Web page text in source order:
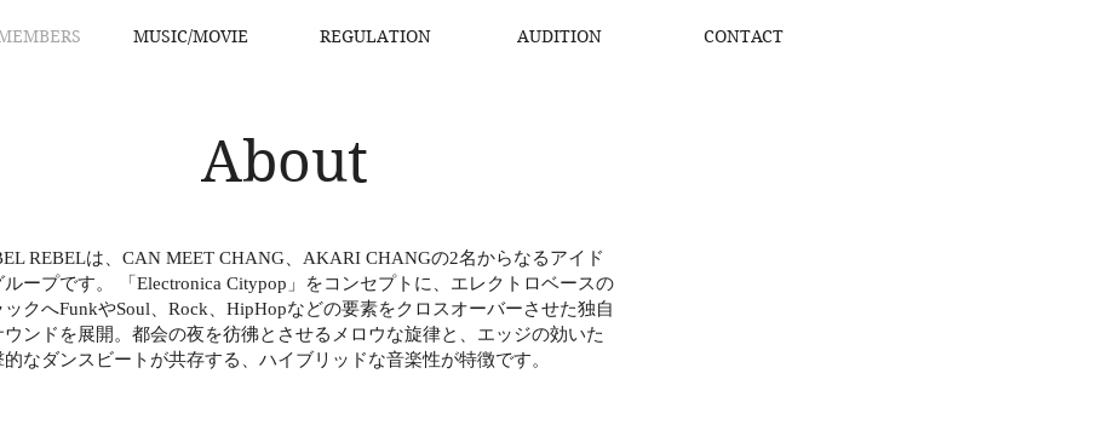
MUSIC/MOVIE REGULATION AUDITION CONTACT
About
REBELは、CAN MEET CHANG、AKARI CHANGの2名からなるアイド
ループです。 「Electronica Citypop」をコンセプトに、エレクトロベースの
ックへFunkやSoul、Rock、HipHopなどの要素をクロスオーバーさせた独自
ウンドを展開。都会の夜を彷彿とさせるメロウな旋律と、エッジの効いた
的なダンスビートが共存する、ハイブリッドな音楽性が特徴です。